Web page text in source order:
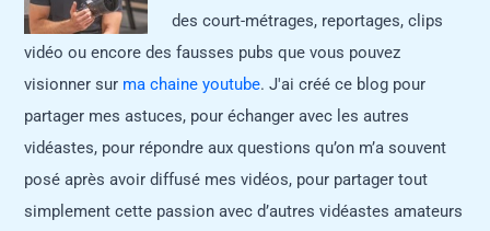
des court-métrages, reportages, clips
vidéo ou encore des fausses pubs que vous pouvez
visionner sur ma chaine youtube. J'ai créé ce blog pour
partager mes astuces, pour échanger avec les autres
vidéastes, pour répondre aux questions qu’on m’a souvent
posé après avoir diffusé mes vidéos, pour partager tout
simplement cette passion avec d’autres vidéastes amateurs